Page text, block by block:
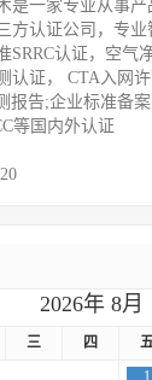
是一家专业从事
方认证公司，专
SRRC认证，空气
认证， CTA入网
报告;企业标准备
等国内外认证
2026年 8月
三 四
1